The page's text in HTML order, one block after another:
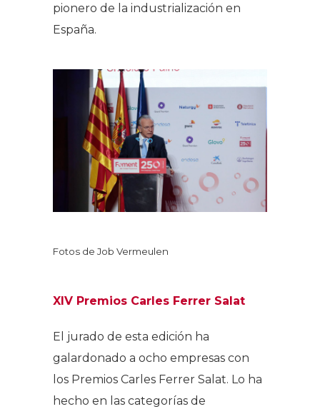
pionero de la industrialización en
España.
Fotos de Job Vermeulen
XIV Premios Carles Ferrer Salat
El jurado de esta edición ha
galardonado a ocho empresas con
los Premios Carles Ferrer Salat. Lo ha
hecho en las categorías de